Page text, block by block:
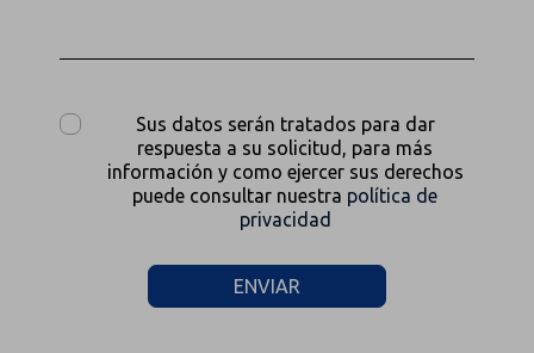
Sus datos serán tratados para dar
respuesta a su solicitud, para más
información y como ejercer sus derechos
puede consultar nuestra política de
privacidad
ENVIAR